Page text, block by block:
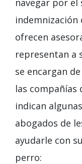
indemnización
ofrecen
representan a
se encargan
las compañías
indican
abogados de
ayudarle con
perro: